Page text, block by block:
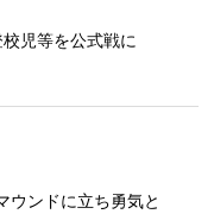
児等を公式戦に
ウンドに立ち勇気と